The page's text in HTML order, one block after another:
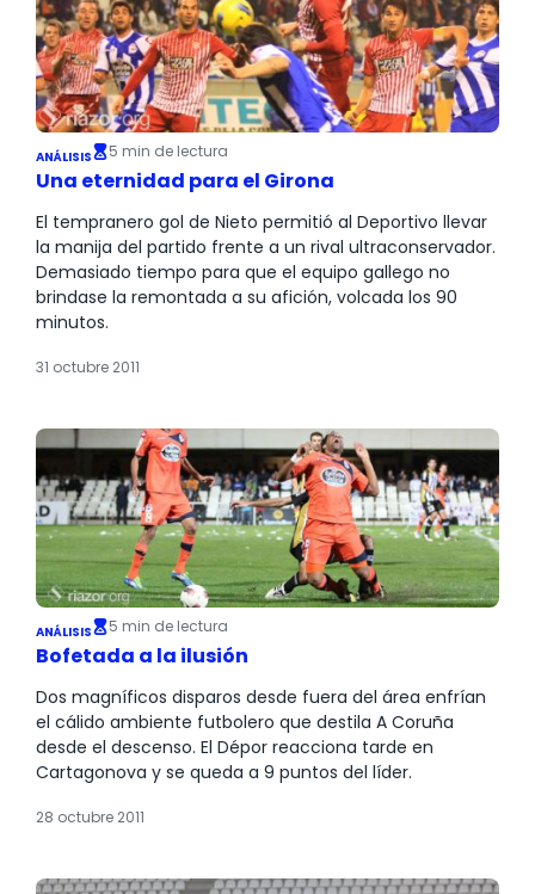
ANÁLISIS 5 min de lectura
Una eternidad para el Girona
El tempranero gol de Nieto permitió al Deportivo llevar
la manija del partido frente a un rival ultraconservador.
Demasiado tiempo para que el equipo gallego no
brindase la remontada a su afición, volcada los 90
minutos.
31 octubre 2011
ANÁLISIS 5 min de lectura
Bofetada a la ilusión
Dos magníficos disparos desde fuera del área enfrían
el cálido ambiente futbolero que destila A Coruña
desde el descenso. El Dépor reacciona tarde en
Cartagonova y se queda a 9 puntos del líder.
28 octubre 2011